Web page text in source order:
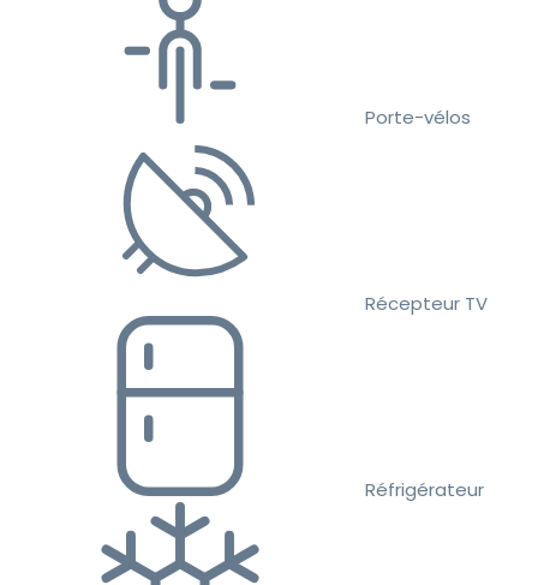
Porte-vélos
Récepteur TV
Réfrigérateur